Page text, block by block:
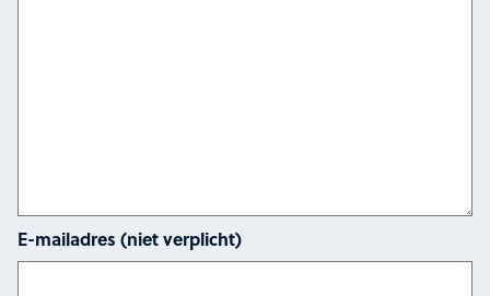
E-mailadres (niet verplicht)